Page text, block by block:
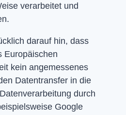
verarbeitet und
darauf hin, dass
Europäischen
kein angemessenes
Datentransfer in die
durch
Google